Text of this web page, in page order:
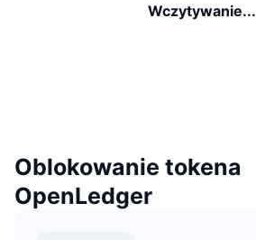
Wczytywanie...
Oblokowanie tokena
OpenLedger